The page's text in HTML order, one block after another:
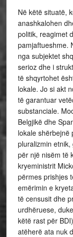
Në këtë situatë,
anashkalohen
politik, reagimet
pamjaftueshme.
nga subjektet
serioz dhe i
të shqyrtohet
lokale. Jo si akt
të garantuar
substanciale.
Belgjikë dhe
lokale shërbejnë
pluralizmin
për një nisëm të
kryeministrit
përmes prishjes
emërimin e
të censusit dhe
urdhëruese,
këtë rast për
atëherë ata nuk